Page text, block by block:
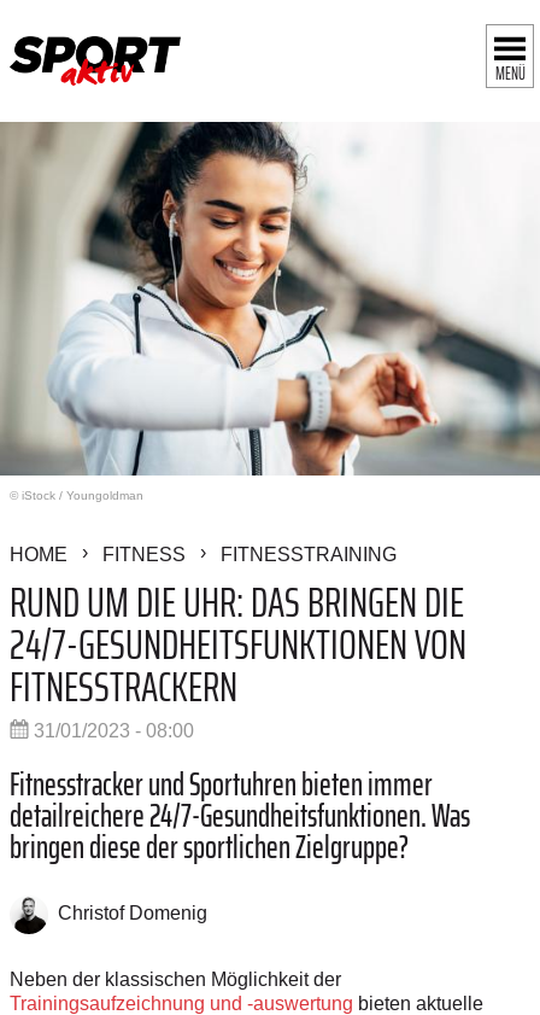
MENÜ
© iStock / Youngoldman
HOME FITNESS FITNESSTRAINING
RUND UM DIE UHR: DAS BRINGEN DIE
24/7-GESUNDHEITSFUNKTIONEN VON
FITNESSTRACKERN
31/01/2023 - 08:00
Fitnesstracker und Sportuhren bieten immer
detailreichere 24/7-Gesundheitsfunktionen. Was
bringen diese der sportlichen Zielgruppe?
Christof Domenig
Neben der klassischen Möglichkeit der
Trainingsaufzeichnung und -auswertung bieten aktuelle